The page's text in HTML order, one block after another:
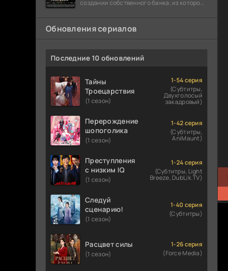
создании собственного банка, из которого
долларов. Однако,
Обновления сериалов
Последние 10 обновлений
Тайны
Троецарствия
(1 сезон)
1-54 серия
(Субтитры,
Двухголосый
закадровый)
Перерождение
шопоголика
(1 сезон)
1-42 серия
(Субтитры,
AniMaunt)
Преступления
с низким IQ
(1 сезон)
1-24 серия
(Субтитры, Light
Breeze, DubLik.TV)
Следуй
сценарию!
(1 сезон)
1-40 серия
(Субтитры)
Расцвет силы
(1 сезон)
1-26 серия
(Force Media)